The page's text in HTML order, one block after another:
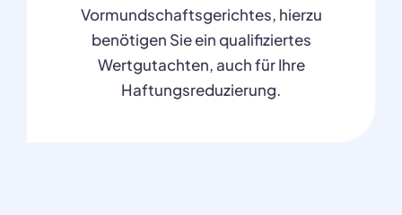
Vormundschaftsgerichtes, hierzu
benötigen Sie ein qualifiziertes
Wertgutachten, auch für Ihre
Haftungsreduzierung.